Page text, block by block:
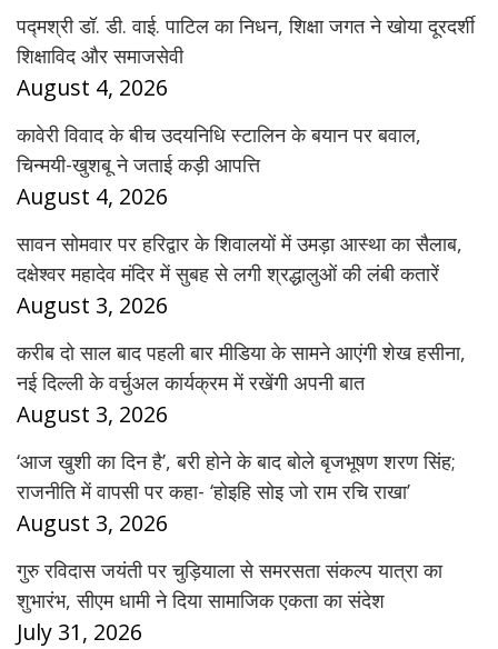
पद्मश्री डॉ. डी. वाई. पाटिल का निधन, शिक्षा जगत ने खोया दूरदर्शी
शिक्षाविद और समाजसेवी
August 4, 2026
कावेरी विवाद के बीच उदयनिधि स्टालिन के बयान पर बवाल,
चिन्मयी-खुशबू ने जताई कड़ी आपत्ति
August 4, 2026
सावन सोमवार पर हरिद्वार के शिवालयों में उमड़ा आस्था का सैलाब,
दक्षेश्वर महादेव मंदिर में सुबह से लगी श्रद्धालुओं की लंबी कतारें
August 3, 2026
करीब दो साल बाद पहली बार मीडिया के सामने आएंगी शेख हसीना,
नई दिल्ली के वर्चुअल कार्यक्रम में रखेंगी अपनी बात
August 3, 2026
‘आज खुशी का दिन है’, बरी होने के बाद बोले बृजभूषण शरण सिंह;
राजनीति में वापसी पर कहा- ‘होइहि सोइ जो राम रचि राखा’
August 3, 2026
गुरु रविदास जयंती पर चुड़ियाला से समरसता संकल्प यात्रा का
शुभारंभ, सीएम धामी ने दिया सामाजिक एकता का संदेश
July 31, 2026